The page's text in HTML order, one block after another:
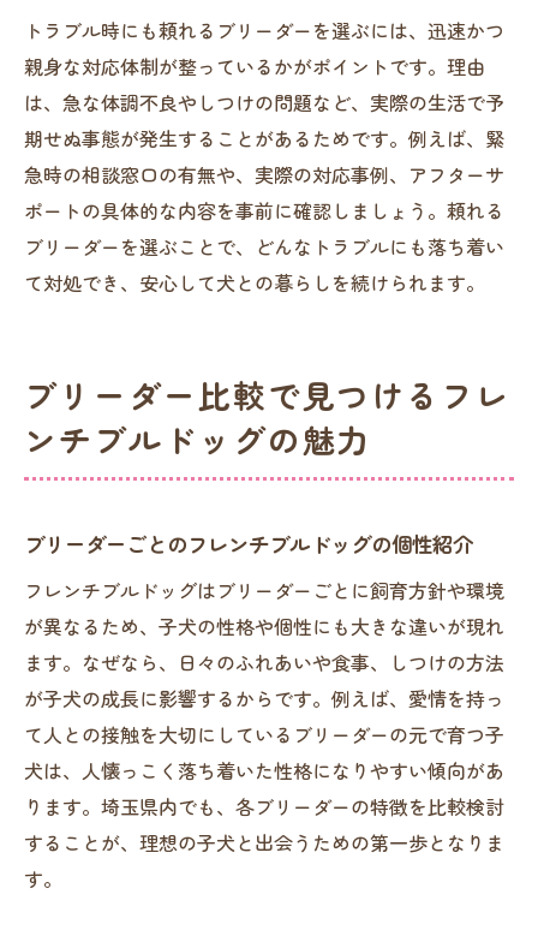
トラブル時にも頼れるブリーダーを選ぶには、迅速かつ
親身な対応体制が整っているかがポイントです。理由
は、急な体調不良やしつけの問題など、実際の生活で予
期せぬ事態が発生することがあるためです。例えば、緊
急時の相談窓口の有無や、実際の対応事例、アフターサ
ポートの具体的な内容を事前に確認しましょう。頼れる
ブリーダーを選ぶことで、どんなトラブルにも落ち着い
て対処でき、安心して犬との暮らしを続けられます。
ブリーダー比較で見つけるフレ
ンチブルドッグの魅力
ブリーダーごとのフレンチブルドッグの個性紹介
フレンチブルドッグはブリーダーごとに飼育方針や環境
が異なるため、子犬の性格や個性にも大きな違いが現れ
ます。なぜなら、日々のふれあいや食事、しつけの方法
が子犬の成長に影響するからです。例えば、愛情を持っ
て人との接触を大切にしているブリーダーの元で育つ子
犬は、人懐っこく落ち着いた性格になりやすい傾向があ
ります。埼玉県内でも、各ブリーダーの特徴を比較検討
することが、理想の子犬と出会うための第一歩となりま
す。